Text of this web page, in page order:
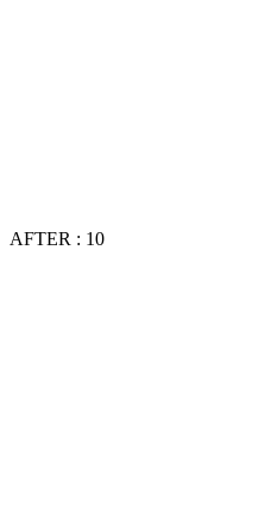
AFTER : 10